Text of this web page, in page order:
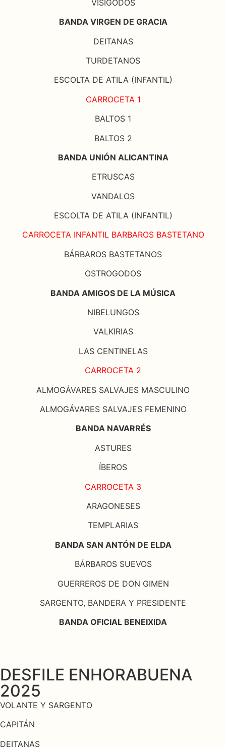
VISIGODOS
BANDA VIRGEN DE GRACIA
DEITANAS
TURDETANOS
ESCOLTA DE ATILA (INFANTIL)
CARROCETA 1
BALTOS 1
BALTOS 2
BANDA UNIÓN ALICANTINA
ETRUSCAS
VANDALOS
ESCOLTA DE ATILA (INFANTIL)
CARROCETA INFANTIL BARBAROS BASTETANO
BÁRBAROS BASTETANOS
OSTROGODOS
BANDA AMIGOS DE LA MÚSICA
NIBELUNGOS
VALKIRIAS
LAS CENTINELAS
CARROCETA 2
ALMOGÁVARES SALVAJES MASCULINO
ALMOGÁVARES SALVAJES FEMENINO
BANDA NAVARRÉS
ASTURES
ÍBEROS
CARROCETA 3
ARAGONESES
TEMPLARIAS
BANDA SAN ANTÓN DE ELDA
BÁRBAROS SUEVOS
GUERREROS DE DON GIMEN
SARGENTO, BANDERA Y PRESIDENTE
BANDA OFICIAL BENEIXIDA
DESFILE ENHORABUENA
2025
VOLANTE Y SARGENTO
CAPITÁN
DEITANAS